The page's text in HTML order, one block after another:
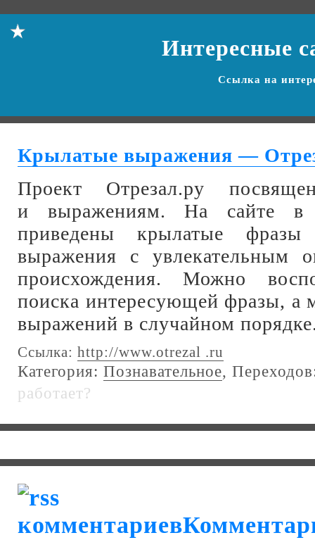
Интересные
Ссылка на
Крылатые выражения —
Проект Отрезал.ру
и выражениям. На сайте в
приведены крылатые фразы
выражения с увлекательным
происхождения. Можно
поиска интересующей фразы, а
выражений в случайном
Ссылка: http://www.otrezal .ru
Категория: Познавательное,
работает?